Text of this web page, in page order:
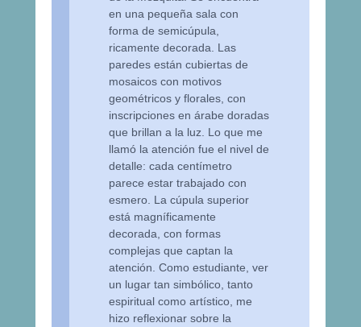
en una pequeña sala con
forma de semicúpula,
ricamente decorada. Las
paredes están cubiertas de
mosaicos con motivos
geométricos y florales, con
inscripciones en árabe doradas
que brillan a la luz. Lo que me
llamó la atención fue el nivel de
detalle: cada centímetro
parece estar trabajado con
esmero. La cúpula superior
está magníficamente
decorada, con formas
complejas que captan la
atención. Como estudiante, ver
un lugar tan simbólico, tanto
espiritual como artístico, me
hizo reflexionar sobre la